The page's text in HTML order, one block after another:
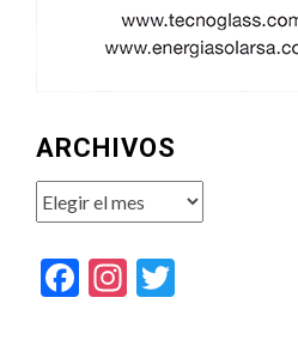
ARCHIVOS
Archivos
Facebook
Instagram